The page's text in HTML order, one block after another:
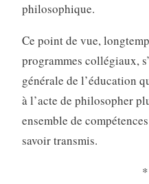
philosophique.
Ce point de vue,
programmes collégiaux,
générale de l’éducation
à l’acte de philosopher
ensemble de
savoir transmis.